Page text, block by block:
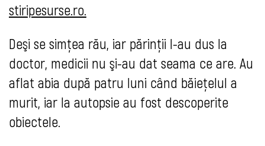
stiripesurse.ro.
Deşi se simţea rău, iar părinţii l-au dus la
doctor, medicii nu şi-au dat seama ce are. Au
aflat abia după patru luni când băieţelul a
murit, iar la autopsie au fost descoperite
obiectele.